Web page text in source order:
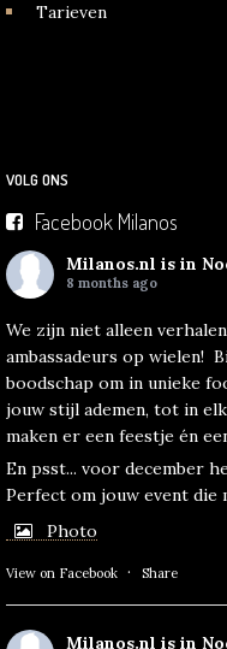
Tarieven
VOLG ONS
Facebook Milanos
Milanos.nl is in
8 months ago
We zijn niet alleen
ambassadeurs op wielen!
boodschap om in unieke
jouw stijl ademen, tot in
maken er een feestje én
En psst... voor december
Perfect om jouw event die
Photo
View on Facebook · Share
Milanos.nl is in